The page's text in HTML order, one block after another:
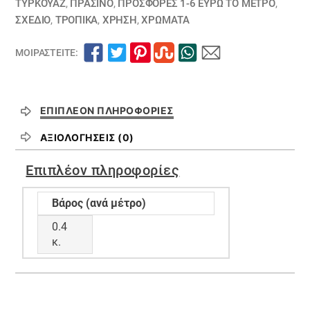
ΤΥΡΚΟΥΑΖ, ΠΡΑΣΙΝΟ, ΠΡΟΣΦΟΡΕΣ 1-6 ΕΥΡΩ ΤΟ ΜΕΤΡΟ,
ΣΧΕΔΙΟ, ΤΡΟΠΙΚΑ, ΧΡΗΣΗ ,ΧΡΏΜΑΤΑ
ΜΟΙΡΑΣΤΕΊΤΕ:
ΕΠΙΠΛΈΟΝ ΠΛΗΡΟΦΟΡΊΕΣ
ΑΞΙΟΛΟΓΉΣΕΙΣ (0)
Επιπλέον πληροφορίες
Βάρος (ανά μέτρο)
0.4
κ.